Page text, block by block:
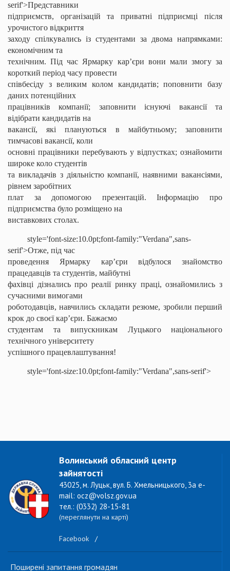
serif'>Представники
підприємств, організацій та приватні підприємці після
урочистого відкриття
заходу спілкувались із студентами за двома напрямками:
економічним та
технічним. Під час Ярмарку кар’єри вони мали змогу за
короткий період часу провести
співбесіду з великим колом кандидатів; поповнити базу
даних потенційних
працівників компанії; заповнити існуючі вакансії та
відібрати кандидатів на
вакансії, які плануються в майбутньому; заповнити
тимчасові вакансії, коли
основні працівники перебувають у відпустках; ознайомити
широке коло студентів
та викладачів з діяльністю компанії, наявними вакансіями,
рівнем заробітних
плат за допомогою презентацій. Інформацію про
підприємства було розміщено на
виставкових столах.
style='font-size:10.0pt;font-family:"Verdana",sans-
serif'>Отже, під час
проведення Ярмарку кар’єри відбулося знайомство
працедавців та студентів, майбутні
фахівці дізнались про реалії ринку праці, ознайомились з
сучасними вимогами
роботодавців, навчились складати резюме, зробили перший
крок до своєї кар’єри. Бажаємо
студентам та випускникам Луцького національного
технічного університету
успішного працевлаштування!
style='font-size:10.0pt;font-family:"Verdana",sans-serif'>
Волинський обласний центр
зайнятості
43025, м. Луцьк, вул. Б. Хмельницького, 3а e-
mail: ocz@volsz.gov.ua
тел.: (0332) 28-15-81
(переглянути на карті)
Facebook /
Поширені запитання громадян